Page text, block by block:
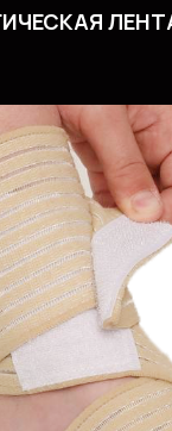
Гришан В.А.
оферта
медиа
сайта